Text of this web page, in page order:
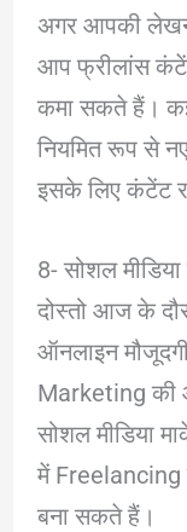
अगर आपकी
आप फ्रीलांस
कमा सकते हैं।
नियमित रूप से
इसके लिए कंटेंट
8- सोशल
दोस्तो आज के
ऑनलाइन
Marketing की
सोशल मीडिया
में
बना सकते हैं।